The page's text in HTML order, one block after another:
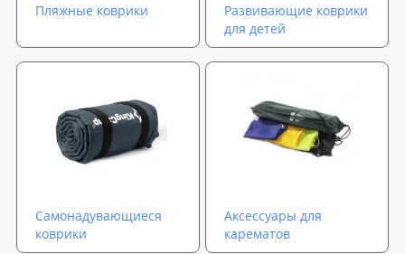
Пляжные коврики
Развивающие коврики
для детей
Самонадувающиеся
коврики
Аксессуары для
карематов